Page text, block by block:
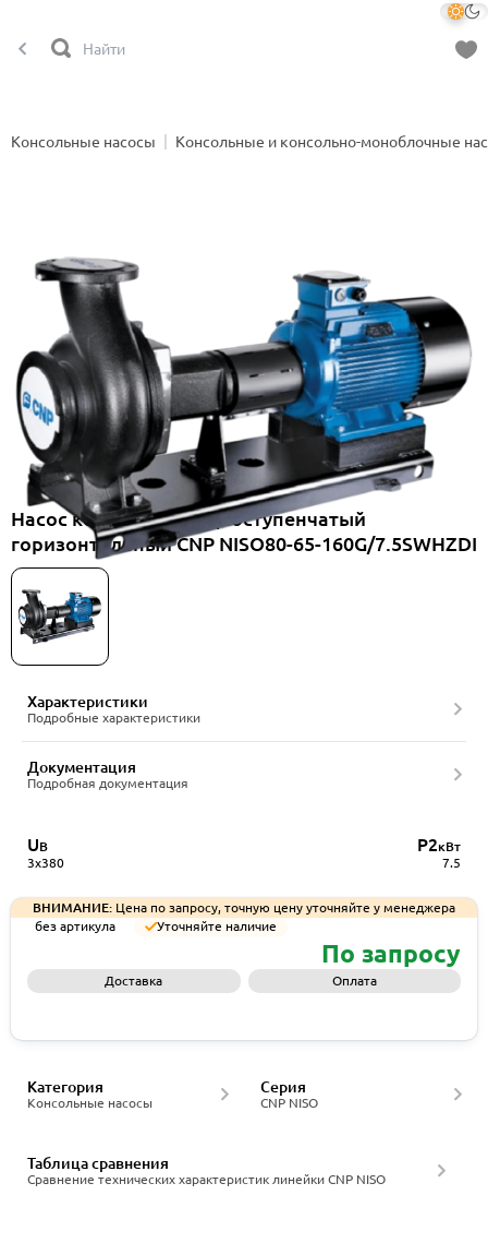
Консольные насосы Консольные и консольно-моноблочные
Насос консольный одноступенчатый
горизонтальный CNP NISO80-65-160G/7.5SWHZDI
Характеристики
Подробные характеристики
Документация
Подробная документация
UВ
3x380
P2кВт
7.5
ВНИМАНИЕ: Цена по запросу, точную цену уточняйте у менеджера
без артикула
Уточняйте наличие
По запросу
Доставка Оплата
Консольные насосы
Категория
CNP NISO
Серия
Сравнение технических характеристик линейки CNP NISO
Таблица сравнения